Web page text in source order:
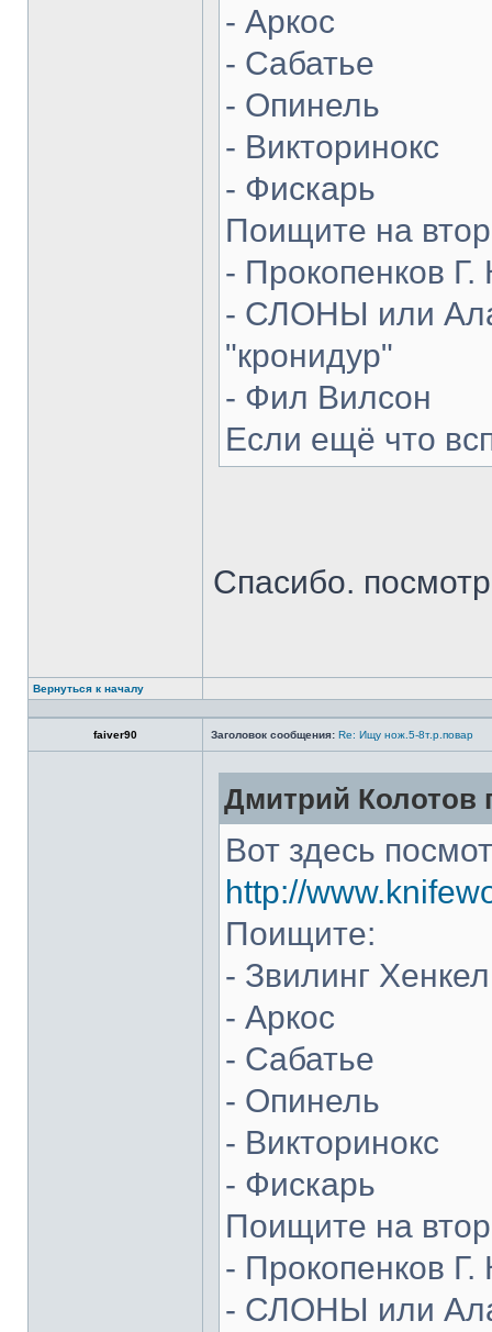
- Аркос
- Сабатье
- Опинель
- Викторинокс
- Фискарь
Поищите на
- Прокопенков Г.
- СЛОНЫ или
"кронидур"
- Фил Вилсон
Если ещё что
Спасибо.
Вернуться к началу
faiver90 Заголовок сообщения: Re: Ищу нож.5-8т.р.повар
Дмитрий Колотов
Вот здесь
http://
Поищите:
- Звилинг
- Аркос
- Сабатье
- Опинель
- Викторинокс
- Фискарь
Поищите на
- Прокопенков Г.
- СЛОНЫ или